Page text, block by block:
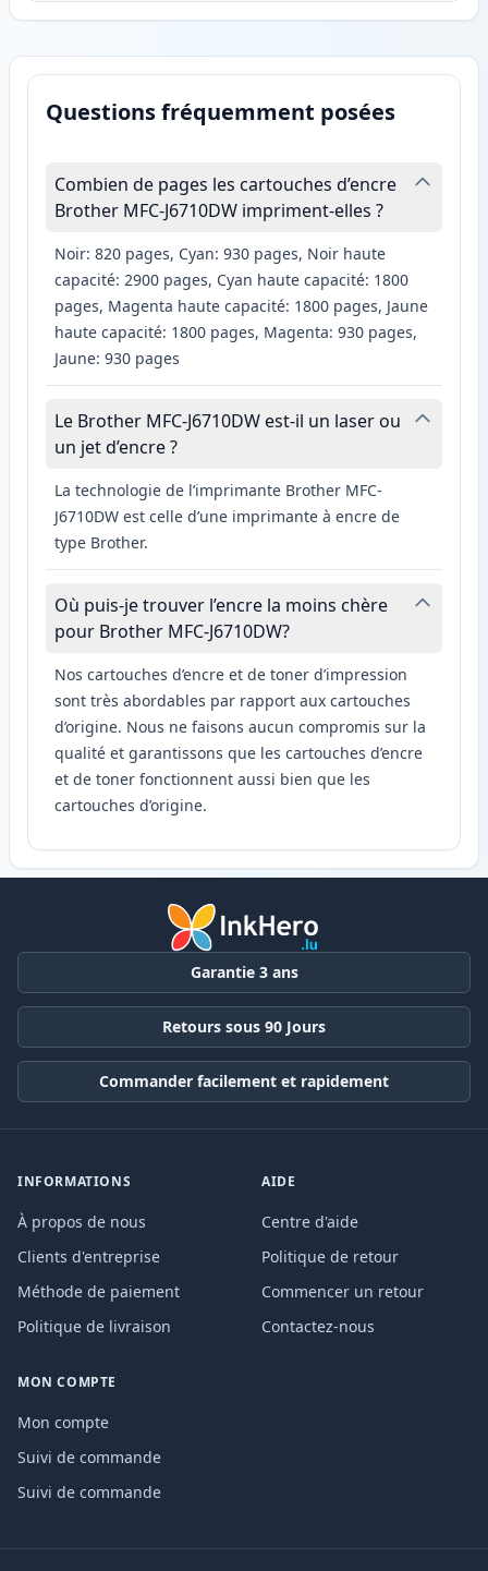
Questions fréquemment posées
Combien de pages les cartouches d’encre
Brother MFC-J6710DW impriment-elles ?
Noir: 820 pages, Cyan: 930 pages, Noir haute
capacité: 2900 pages, Cyan haute capacité: 1800
pages, Magenta haute capacité: 1800 pages, Jaune
haute capacité: 1800 pages, Magenta: 930 pages,
Jaune: 930 pages
Le Brother MFC-J6710DW est-il un laser ou
un jet d’encre ?
La technologie de l’imprimante Brother MFC-
J6710DW est celle d’une imprimante à encre de
type Brother.
Où puis-je trouver l’encre la moins chère
pour Brother MFC-J6710DW?
Nos cartouches d’encre et de toner d’impression
sont très abordables par rapport aux cartouches
d’origine. Nous ne faisons aucun compromis sur la
qualité et garantissons que les cartouches d’encre
et de toner fonctionnent aussi bien que les
cartouches d’origine.
Garantie 3 ans
Retours sous 90 Jours
Commander facilement et rapidement
INFORMATIONS
À propos de nous
Clients d'entreprise
Méthode de paiement
Politique de livraison
AIDE
Centre d'aide
Politique de retour
Commencer un retour
Contactez-nous
MON COMPTE
Mon compte
Suivi de commande
Suivi de commande